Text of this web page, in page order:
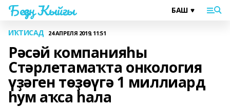
Беҙҙең Ҡыйғы
ИҠТИСАД 24 АПРЕЛЯ 2019, 11:51
Рәсәй компанияһы
Стәрлетамаҡта онкология
үҙәген төҙөүгә 1 миллиард
һум аҡса һала